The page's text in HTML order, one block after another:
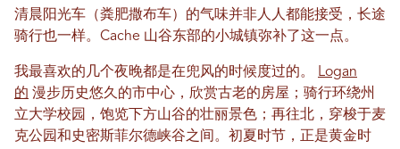
清晨阳光车（粪肥撒布车）的气味并非人人都能接受，长途
骑行也一样。Cache 山谷东部的小城镇弥补了这一点。
我最喜欢的几个夜晚都是在兜风的时候度过的。
Logan
的 漫步历史悠久的市中心，欣赏古老的房屋；骑行环绕州
立大学校园，饱览下方山谷的壮丽景色；再往北，穿梭于麦
克公园和史密斯菲尔德峡谷之间。初夏时节，正是黄金时